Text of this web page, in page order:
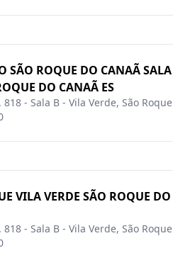
SÃO ROQUE DO CANAÃ SALA
DO CANAÃ ES
- Sala B - Vila Verde, São Roque
VILA VERDE SÃO ROQUE DO
- Sala B - Vila Verde, São Roque